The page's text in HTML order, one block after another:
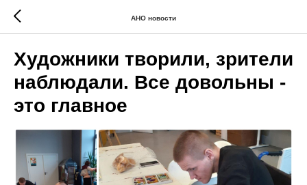
АНО новости
Художники творили, зрители
наблюдали. Все довольны -
это главное